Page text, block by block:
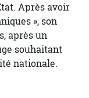
Après avoir
», son
après un
souhaitant
nationale.